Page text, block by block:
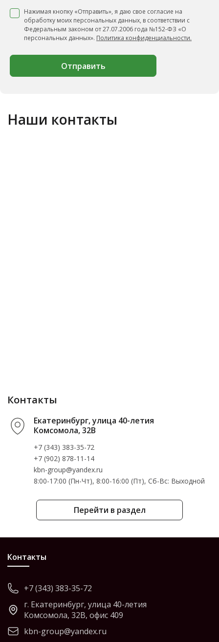
Нажимая кнопку «Отправить», я даю свое согласие на
обработку моих персональных данных, в соответствии с
Федеральным законом от 27.07.2006 года №152-ФЗ «О
персональных данных». Политика конфиденциальности.
Отправить
Наши контакты
Перейти в раздел
Контакты
Екатеринбург, улица 40-летия
Комсомола, 32В
+7 (343) 383-35-72
+7 (902) 878-11-14
kbn-group@yandex.ru
8:00-17:00 (Пн-Чт), 8:00-16:00 (Пт), Cб-Вс: Выходной
Контакты
+7 (343) 383-35-72
г. Екатеринбург, улица 40-летия
Комсомола, 32В, офис 409
kbn-group@yandex.ru